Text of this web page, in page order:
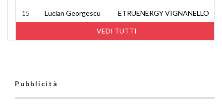
VEDI TUTTI
15 Lucian Georgescu ETRUENERGY VIGNANELLO
Pubblicità